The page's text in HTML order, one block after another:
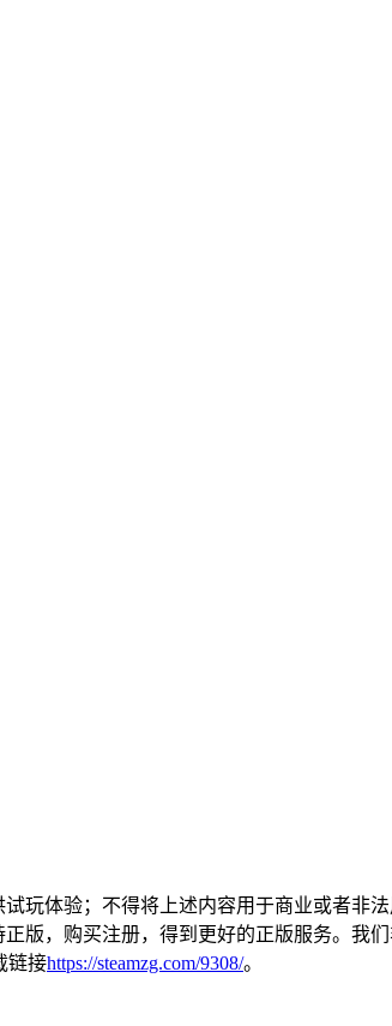
玩体验；不得将上述内容用于商业或者非
版，购买注册，得到更好的正版服务。我
链接https://steamzg.com/9308/。